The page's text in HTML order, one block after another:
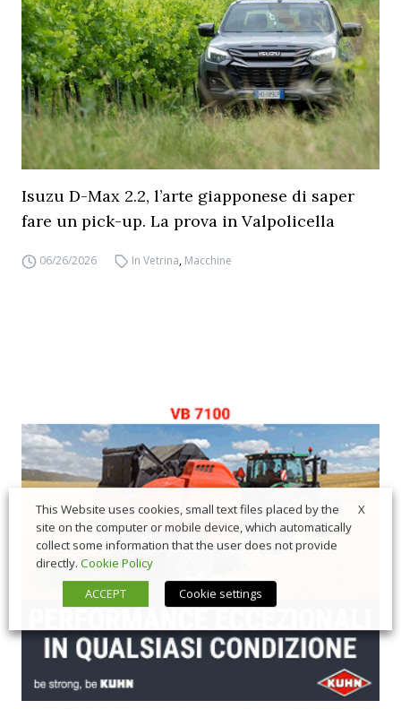
Isuzu D-Max 2.2, l’arte giapponese di saper
fare un pick-up. La prova in Valpolicella
06/26/2026 In Vetrina, Macchine
X
This Website uses cookies, small text files placed by the
site on the computer or mobile device, which automatically
collect some information that the user does not provide
directly. Cookie Policy
ACCEPT
Cookie settings